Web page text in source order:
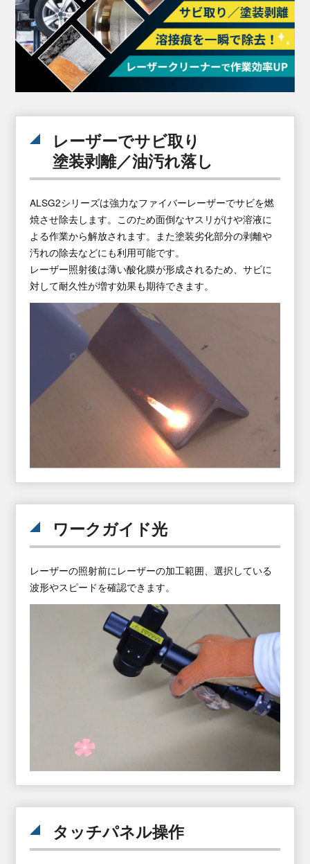
レーザーでサビ取り
塗装剥離／油汚れ落し
ALSG2シリーズは強力なファイバーレーザーでサビを燃
焼させ除去します。このため面倒なヤスリがけや溶液に
よる作業から解放されます。また塗装劣化部分の剥離や
汚れの除去などにも利用可能です。
レーザー照射後は薄い酸化膜が形成されるため、サビに
対して耐久性が増す効果も期待できます。
ワークガイド光
レーザーの照射前にレーザーの加工範囲、選択している
波形やスピードを確認できます。
タッチパネル操作